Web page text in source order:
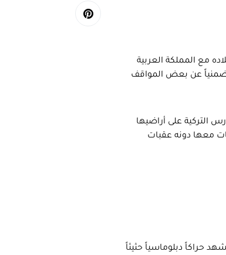
مع المملكة العربية
ضمنياً عن بعض المواقف
التركية على أراضيها
معها دونه عقبات
حراكاً دبلوماسياً حثيثاً